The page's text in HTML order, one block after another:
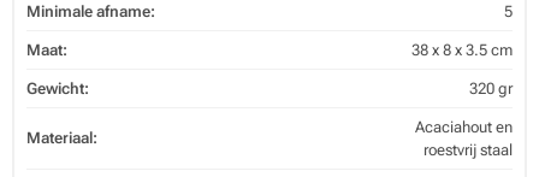
Minimale afname: 5
Maat: 38 x 8 x 3.5 cm
Gewicht: 320 gr
Materiaal:
Acaciahout en
roestvrij staal